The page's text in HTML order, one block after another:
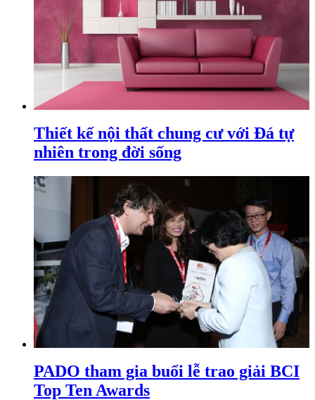
Thiết kế nội thất chung cư với Đá tự
nhiên trong đời sống
PADO tham gia buổi lễ trao giải BCI
Top Ten Awards